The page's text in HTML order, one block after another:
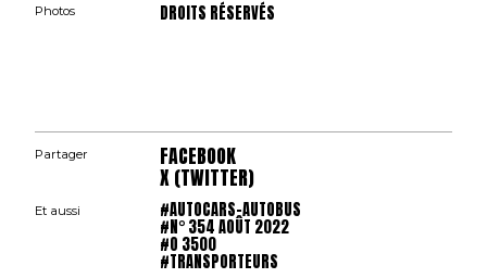
Photos DROITS RÉSERVÉS
Partager FACEBOOK
X (TWITTER)
Et aussi #AUTOCARS-AUTOBUS
#N° 354 AOÛT 2022
#O 3500
#TRANSPORTEURS